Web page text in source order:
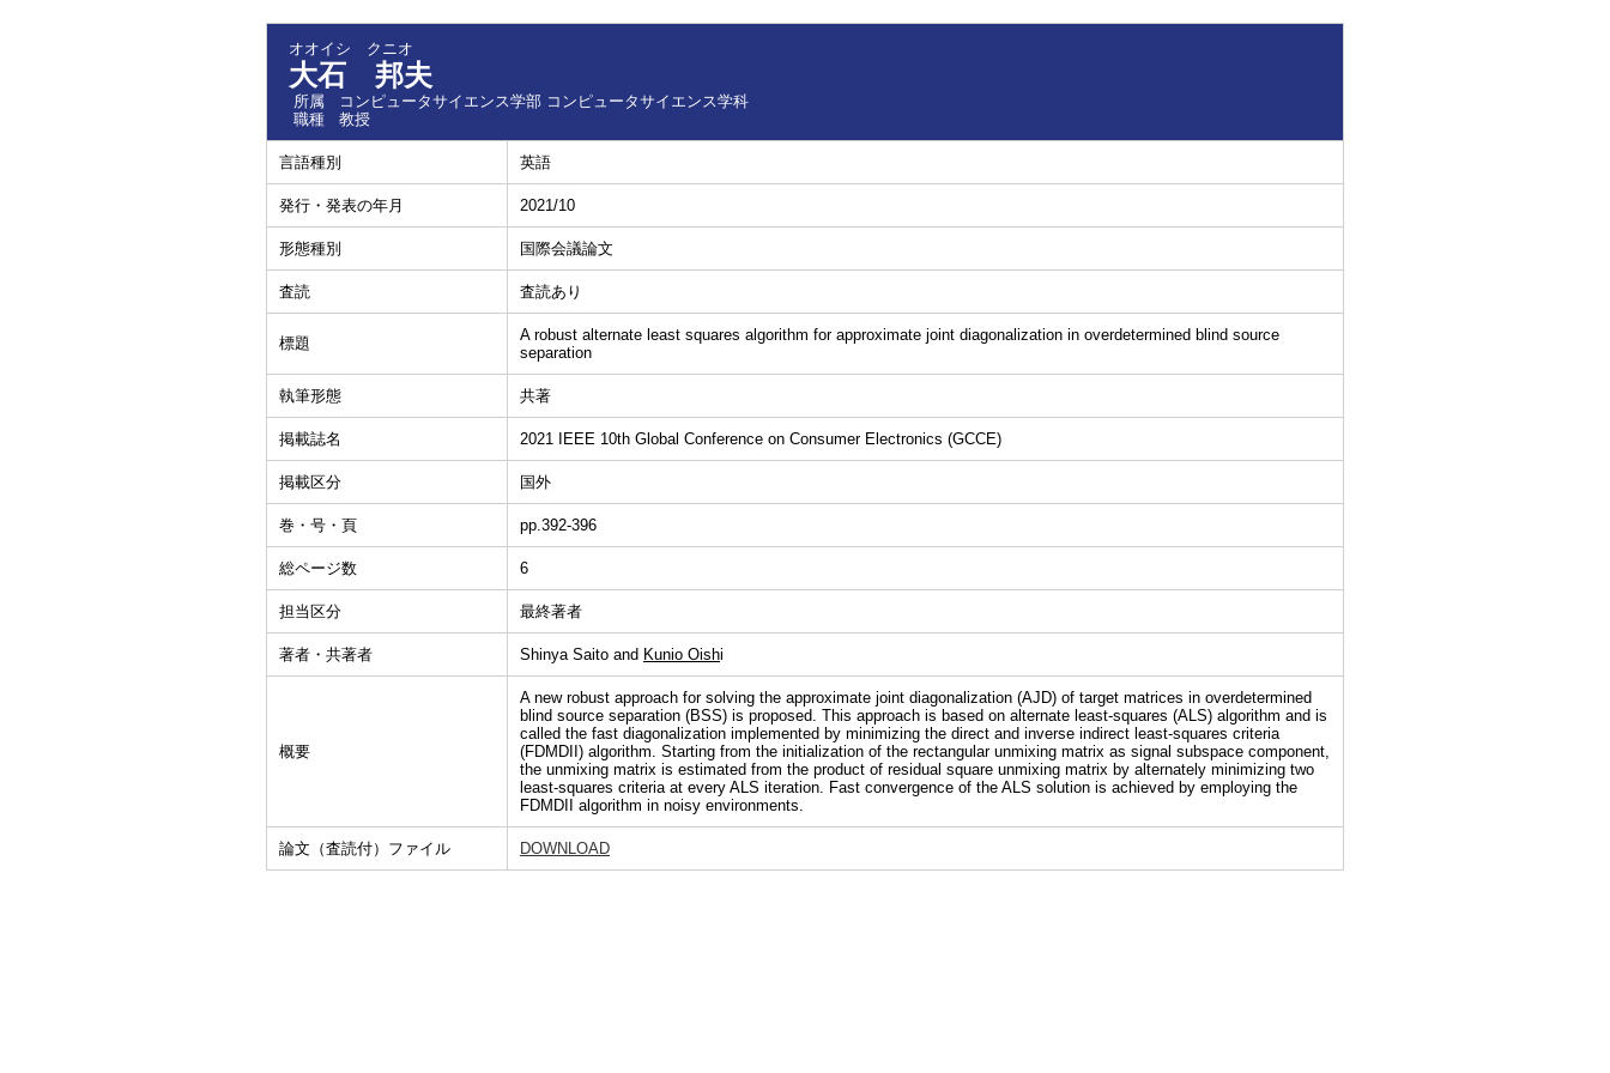
オオイシ クニオ
大石 邦夫
所属
コンピュータサイエンス学部 コンピュータサイエンス学科
職種
教授
言語種別 英語
発行・発表の年月 2021/10
形態種別 国際会議論文
査読 査読あり
標題
A robust alternate least squares algorithm for approximate joint diagonalization in overdetermined blind source
separation
執筆形態 共著
掲載誌名 2021 IEEE 10th Global Conference on Consumer Electronics (GCCE)
掲載区分 国外
巻・号・頁 pp.392-396
総ページ数 6
担当区分 最終著者
著者・共著者 Shinya Saito and Kunio Oishi
概要
A new robust approach for solving the approximate joint diagonalization (AJD) of target matrices in overdetermined
blind source separation (BSS) is proposed. This approach is based on alternate least-squares (ALS) algorithm and is
called the fast diagonalization implemented by minimizing the direct and inverse indirect least-squares criteria
(FDMDII) algorithm. Starting from the initialization of the rectangular unmixing matrix as signal subspace component,
the unmixing matrix is estimated from the product of residual square unmixing matrix by alternately minimizing two
least-squares criteria at every ALS iteration. Fast convergence of the ALS solution is achieved by employing the
FDMDII algorithm in noisy environments.
論文（査読付）ファイル DOWNLOAD